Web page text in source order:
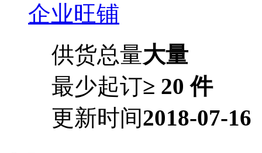
企业旺铺
供货总量大量
最少起订≥ 20 件
更新时间2018-07-16